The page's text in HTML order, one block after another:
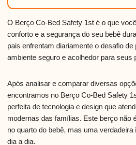
O Berço Co-Bed Safety 1st é o que
conforto e a segurança do seu bebê
pais enfrentam diariamente o desafio de
ambiente seguro e acolhedor para seus
Após analisar e comparar diversas
encontramos no Berço Co-Bed Safety
perfeita de tecnologia e design que
modernas das famílias. Este berço não
no quarto do bebê, mas uma
dia a dia.